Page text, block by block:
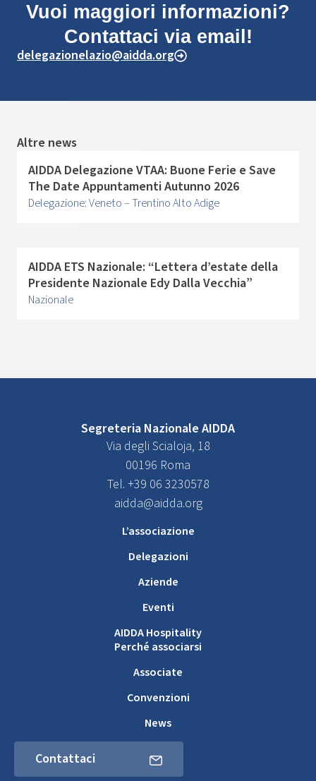
Vuoi maggiori informazioni?
Contattaci via email!
delegazionelazio@aidda.org
Altre news
AIDDA Delegazione VTAA: Buone Ferie e Save
The Date Appuntamenti Autunno 2026
Delegazione: Veneto – Trentino Alto Adige
AIDDA ETS Nazionale: “Lettera d’estate della
Presidente Nazionale Edy Dalla Vecchia”
Nazionale
Segreteria Nazionale AIDDA
Via degli Scialoja, 18
00196 Roma
Tel. +39 06 3230578
aidda@aidda.org
L’associazione
Delegazioni
Aziende
Eventi
AIDDA Hospitality
Perché associarsi
Associate
Convenzioni
News
Contattaci